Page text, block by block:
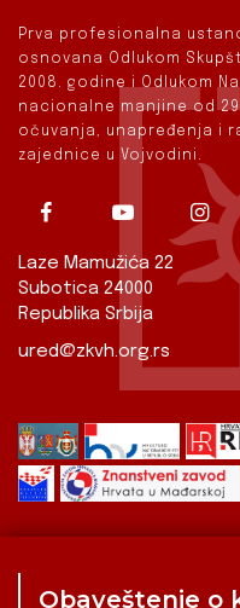
Prva profesionalna
osnovana Odlukom
2008. godine i Odlukom
nacionalne manjine od
očuvanja, unapređenja i
zajednice u Vojvodini.
Laze Mamužića 22
Subotica 24000
Republika Srbija
ured@zkvh.org.rs
Obaveštenje o